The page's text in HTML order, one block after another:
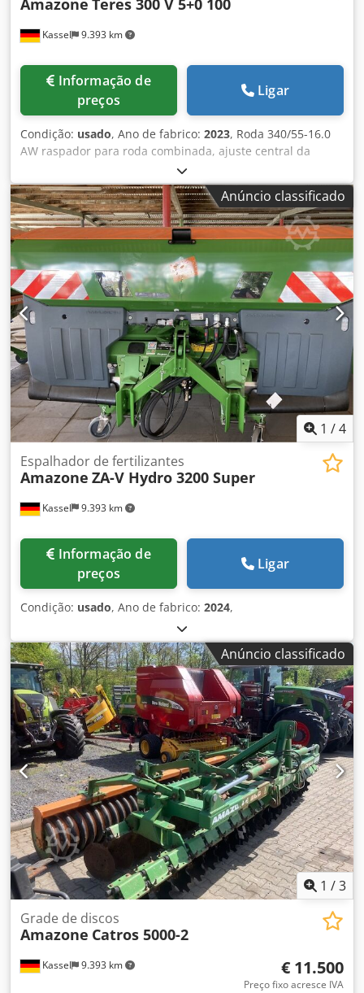
Kassel 9.393 km
Amazone Teres 300 V 5+0 100
preços
Ligar
Condição: usado, Ano de fabrico: 2023, Roda 340/55-16.0
AW raspador para roda combinada, ajuste central da
pressão de liberação / corpo de arado STU 40 lâmina do
arado, ponta de arado HD 430, disco de corte dentado D
500, 1 unidade / dentado, preparação para iluminação /
Dcjdpfx Ajt Eay Eopiek
Anúncio classificado
1 /4
Kassel 9.393 km
Espalhador de fertilizantes
Amazone ZA-V Hydro 3200 Super
preços
Ligar
Condição: usado, Ano de fabrico: 2024,
Anúncio classificado
1 /3
Kassel 9.393 km
Grade de discos
Amazone Catros 5000-2
€ 11.500
Preço fixo acresce IVA